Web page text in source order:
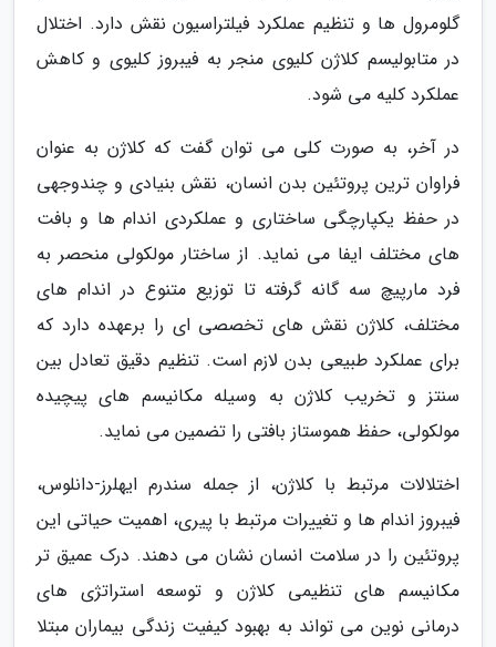
گلومرول ها و تنظیم عملکرد فیلتراسیون نقش دارد. اختلال
در متابولیسم کلاژن کلیوی منجر به فیبروز کلیوی و کاهش
عملکرد کلیه می شود.
در آخر، به صورت کلی می توان گفت که کلاژن به عنوان
فراوان ترین پروتئین بدن انسان، نقش بنیادی و چندوجهی
در حفظ یکپارچگی ساختاری و عملکردی اندام ها و بافت
های مختلف ایفا می نماید. از ساختار مولکولی منحصر به
فرد مارپیچ سه گانه گرفته تا توزیع متنوع در اندام های
مختلف، کلاژن نقش های تخصصی ای را برعهده دارد که
برای عملکرد طبیعی بدن لازم است. تنظیم دقیق تعادل بین
سنتز و تخریب کلاژن به وسیله مکانیسم های پیچیده
مولکولی، حفظ هموستاز بافتی را تضمین می نماید.
اختلالات مرتبط با کلاژن، از جمله سندرم ایهلرز-دانلوس،
فیبروز اندام ها و تغییرات مرتبط با پیری، اهمیت حیاتی این
پروتئین را در سلامت انسان نشان می دهند. درک عمیق تر
مکانیسم های تنظیمی کلاژن و توسعه استراتژی های
درمانی نوین می تواند به بهبود کیفیت زندگی بیماران مبتلا